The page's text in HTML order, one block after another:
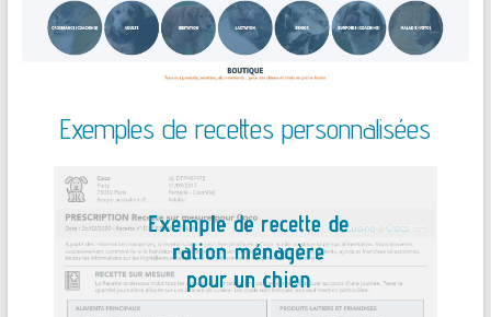
Exemples de recettes personnalisées